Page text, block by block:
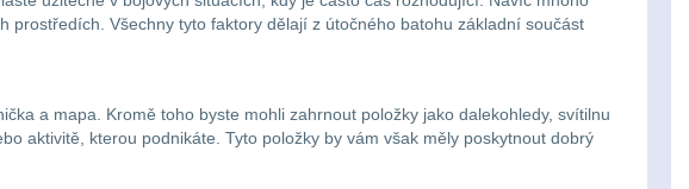
Všechny tyto faktory dělají z útočného batohu základní součást
a mapa. Kromě toho byste mohli zahrnout položky jako dalekohledy, svítilnu
aktivitě, kterou podnikáte. Tyto položky by vám však měly poskytnout dobrý